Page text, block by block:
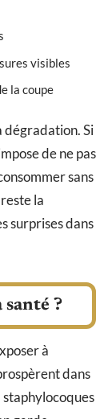
visibles
la coupe
dégradation. Si
de ne pas
sans
la
surprises dans
santé ?
à
dans
staphylocoques